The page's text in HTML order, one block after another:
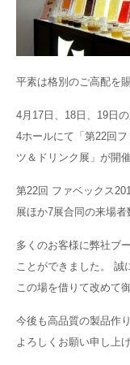
平素は格別のご高配を
4月17日、18日、19日
4ホールにて「第22回
ツ＆ドリンク展」が開
第22回 ファベックス
展ほか7展合同の来場者
多くのお客様に弊社ブ
ことができました。 誠
この場を借りて改めて
今後も高品質の製品作
よろしくお願い申し上げ